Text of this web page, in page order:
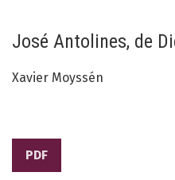
José Antolines, de
Xavier Moyssén
PDF